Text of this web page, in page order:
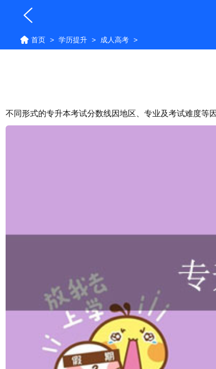
首页 > 学历提升 > 成人高考 >
不同形式的专升本考试分数线因地区、专业及考试难度等